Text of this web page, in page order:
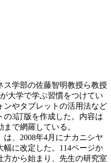
ス学部の佐藤智明教授ら教授
大学で学ぶ習慣をつけてい
ンやタブレットの活用法など
の3訂版を作成した。内容は
で網羅している。
、2008年4月にナカニシヤ
に改定した。114ページか
方から始まり、先生の研究室